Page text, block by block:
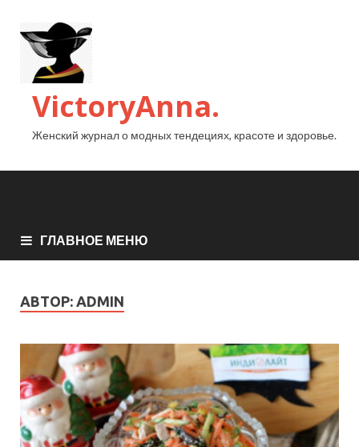
VictoryAnna.
Женский журнал о модных тендециях, красоте и здоровье.
ГЛАВНОЕ МЕНЮ
АВТОР: ADMIN